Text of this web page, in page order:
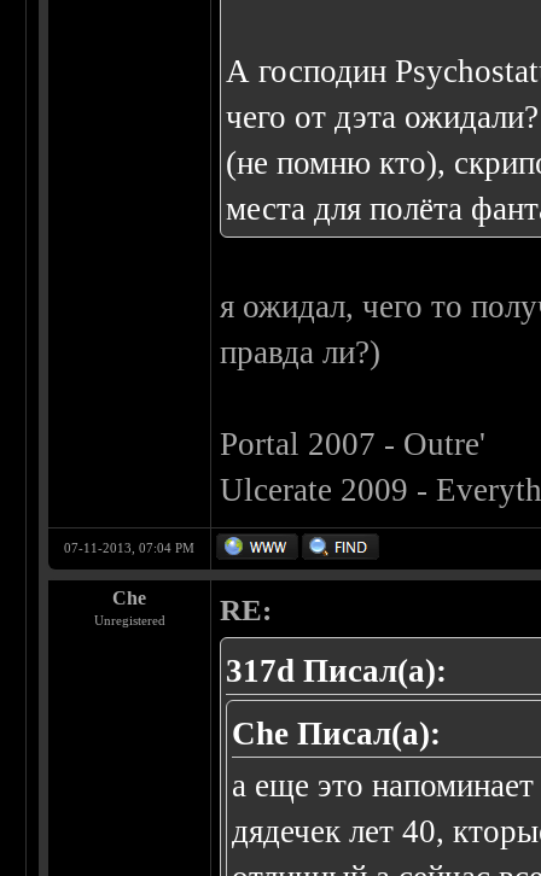
А господин
чего от дэта
(не помню кто),
места для полёта
я ожидал, чего то
правда ли?)
Portal 2007 - Outre'
Ulcerate 2009 -
07-11-2013, 07:04 PM
Che
Unregistered RE:
317d Писал(а):
Che Писал(а):
а еще это
дядечек лет 40,